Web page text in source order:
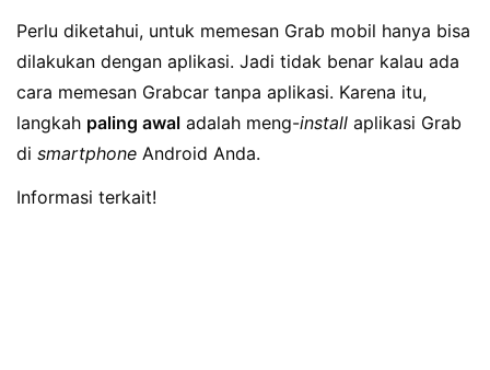
Perlu diketahui, untuk memesan Grab mobil hanya bisa
dilakukan dengan aplikasi. Jadi tidak benar kalau ada
cara memesan Grabcar tanpa aplikasi. Karena itu,
langkah paling awal adalah meng-install aplikasi Grab
di smartphone Android Anda.
Informasi terkait!